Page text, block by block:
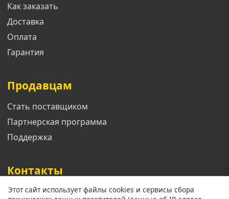
Как заказать
Доставка
Оплата
Гарантия
Продавцам
Стать поставщиком
Партнерская программа
Поддержка
Контакты
Телефон: +7 913 833 1461
Этот сайт использует файлы cookies и сервисы сбора